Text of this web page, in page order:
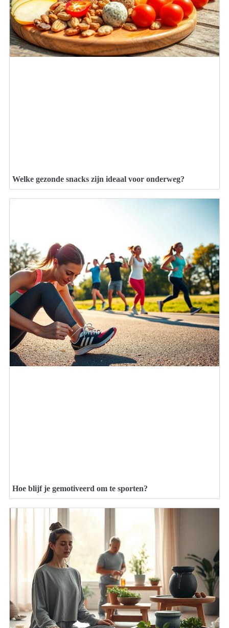
Welke gezonde snacks zijn ideaal voor onderweg?
Hoe blijf je gemotiveerd om te sporten?